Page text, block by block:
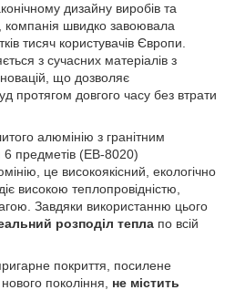
дизайну виробів та
компанія швидко завоювала
тисяч користувачів Європи.
з сучасних матеріалів з
що дозволяє
протягом довгого часу без втрати
алюмінію з гранітним
предметів (EB-8020)
це високоякісний, екологічно
високою теплопровідністю,
Завдяки використанню цього
розподіл тепла по всій
покриття, посилене
покоління, не містить